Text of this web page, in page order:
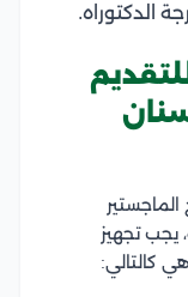
الدكتوراه.
يجب تجهيز
كالتالي: